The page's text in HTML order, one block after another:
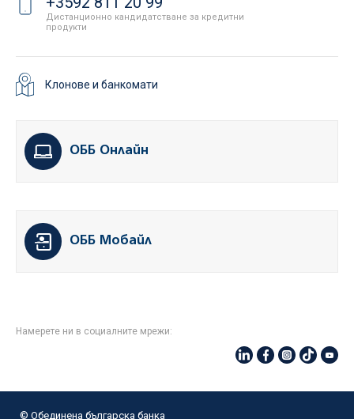
Дистанционно кандидатстване за кредитни
продукти
Клонове и банкомати
ОББ Онлайн
ОББ Мобайл
Намерете ни в социалните мрежи:
© Oбединена българска банка